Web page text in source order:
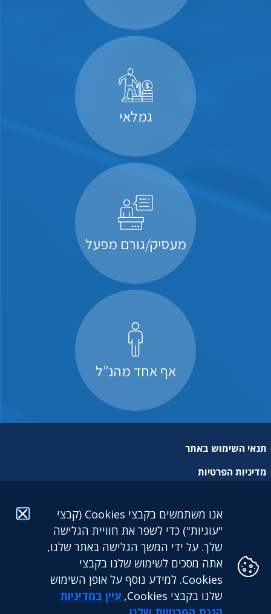
גמלאי
מעסיק/גורם מפעל
אף אחד מהנ”ל
תנאי השימוש באתר
מדיניות הפרטיות
הצהרת נגישות
גילעד גמלאות לעובדים דתיים בע"מ: מגדל הכשרת היישוב (קומה
אנו משתמשים בקבצי Cookies (קבצי
"עוגיות") כדי לשפר את חוויית הגלישה
שלך. על ידי המשך הגלישה באתר שלנו,
אתה מסכים לשימוש שלנו בקבצי
Cookies. למידע נוסף על אופן השימוש
שלנו בקבצי Cookies,
עיין במדיניות